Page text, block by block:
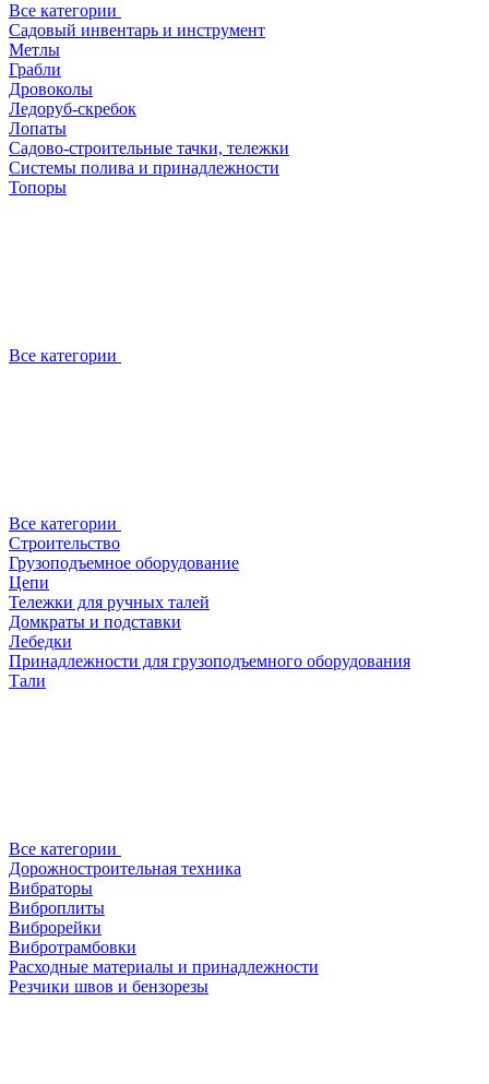
Все категории
Садовый инвентарь и инструмент
Метлы
Грабли
Дровоколы
Ледоруб-скребок
Лопаты
Садово-строительные тачки, тележки
Системы полива и принадлежности
Топоры
Все категории
Все категории
Строительство
Грузоподъемное оборудование
Цепи
Тележки для ручных талей
Домкраты и подставки
Лебедки
Принадлежности для грузоподъемного оборудования
Тали
Все категории
Дорожностроительная техника
Вибраторы
Виброплиты
Виброрейки
Вибротрамбовки
Расходные материалы и принадлежности
Резчики швов и бензорезы